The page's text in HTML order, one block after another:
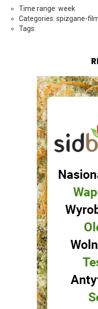
Time range: week
Categories: spizgane-
Tags: